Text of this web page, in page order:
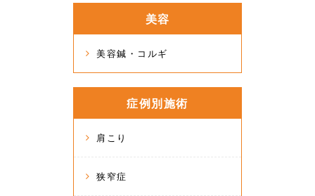
美容
美容鍼・コルギ
症例別施術
肩こり
狭窄症